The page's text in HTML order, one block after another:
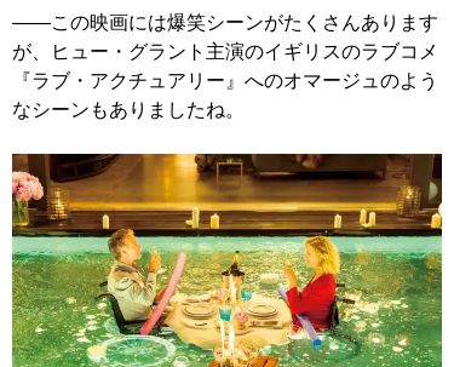
――この映画には爆笑シーンがたくさんあります
が、ヒュー・グラント主演のイギリスのラブコメ
『ラブ・アクチュアリー』へのオマージュのよう
なシーンもありましたね。